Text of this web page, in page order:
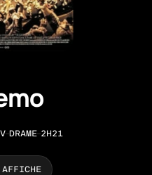
GENRE
DRAME DURÉE
2H21